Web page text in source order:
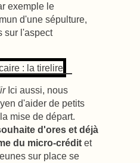
exemple le
d'une sépulture,
sur l'aspect
Ici aussi, nous
d'aider de petits
mise de départ.
d'ores et déjà
du micro-crédit et
sur place se